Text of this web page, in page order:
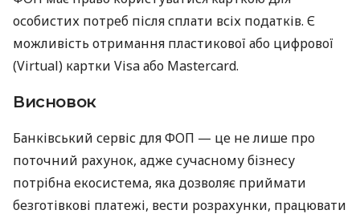
особистих потреб після сплати всіх податків. Є
можливість отримання пластикової або цифрової
(Virtual) картки Visa або Mastercard.
Висновок
Банківський сервіс для ФОП — це не лише про
поточний рахунок, адже сучасному бізнесу
потрібна екосистема, яка дозволяє приймати
безготівкові платежі, вести розрахунки, працювати